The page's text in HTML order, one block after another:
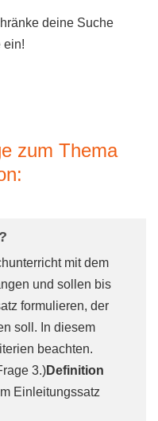
deine Suche
ein!
zum Thema
mit dem
und sollen bis
formulieren, der
soll. In diesem
beachten.
3.)Definition
Einleitungssatz